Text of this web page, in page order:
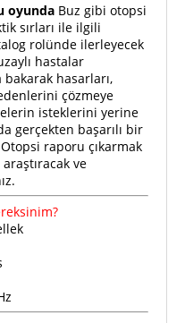
oyunda Buz gibi otopsi
sırları ile ilgili
rolünde ilerleyecek
hastalar
hasarları,
çözmeye
isteklerini yerine
gerçekten başarılı bir
Otopsi raporu çıkarmak
ve